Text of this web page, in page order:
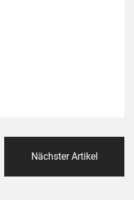
Nächster Artikel